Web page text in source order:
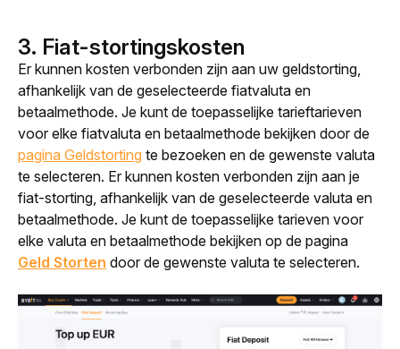
3. Fiat-stortingskosten
Er kunnen kosten verbonden zijn aan uw geldstorting,
afhankelijk van de geselecteerde fiatvaluta en
betaalmethode. Je kunt de toepasselijke tarieftarieven
pagina Geldstorting te bezoeken en de gewenste valuta
te selecteren. Er kunnen kosten verbonden zijn aan je
fiat-storting, afhankelijk van de geselecteerde valuta en
betaalmethode. Je kunt de toepasselijke tarieven voor
Geld Storten door de gewenste valuta te selecteren.